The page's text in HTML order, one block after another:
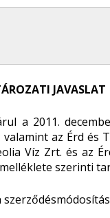
JAVASLAT
a 2011.
az Érd és
Víz Zrt. és az
szerinti